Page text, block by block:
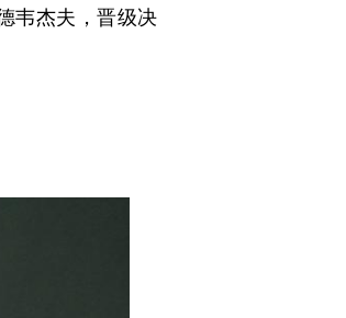
韦杰夫，晋级决